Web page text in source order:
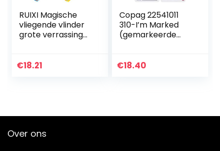
RUIXI Magische
vliegende vlinder
grote verrassing
speelgoed
€18.21
Copag 22541011
310-I’m Marked
(gemarkeerde
€18.40
Over ons